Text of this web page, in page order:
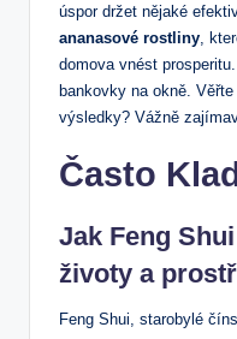
úspor držet nějaké
ananasové rostliny ,
domova vnést
bankovky na okně.
výsledky? Vážně
Často
Jak Feng
životy a
Feng Shui, starobylé